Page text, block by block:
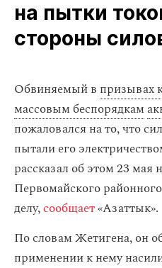
на пытки
стороны
Обвиняемый в призывах
массовым беспорядкам
пожаловался на то, что
пытали его
рассказал об этом 23 мая
Первомайского
делу,сообщает«Азаттык».
По словам Жетигена, он
применении к нему